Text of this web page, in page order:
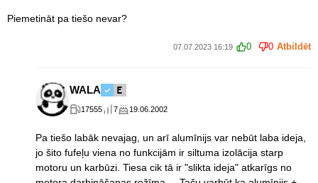
Piemetināt pa tiešo nevar?
07.07.2023 16:19 0 0 Atbildēt
WALA
17555 7 19.06.2002
Pa tiešo labāk nevajag, un arī alumīnijs var nebūt laba ideja,
jo šito fufeļu viena no funkcijām ir siltuma izolācija starp
motoru un karbūzi. Tiesa cik tā ir "slikta ideja" atkarīgs no